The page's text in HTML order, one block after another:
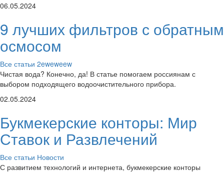
06.05.2024
9 лучших фильтров с обратным
осмосом
Все статьи 2eweweew
Чистая вода? Конечно, да! В статье помогаем россиянам с
выбором подходящего водоочистительного прибора.
02.05.2024
Букмекерские конторы: Мир
Ставок и Развлечений
Все статьи Новости
С развитием технологий и интернета, букмекерские конторы